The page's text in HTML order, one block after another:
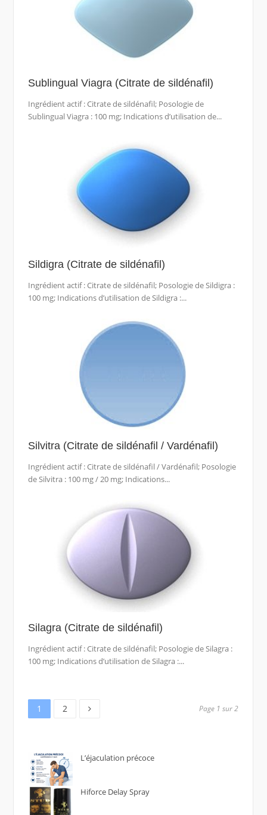
Sublingual Viagra (Citrate de sildénafil)
Ingrédient actif : Citrate de sildénafil; Posologie de
Sublingual Viagra : 100 mg; Indications d’utilisation de...
Sildigra (Citrate de sildénafil)
Ingrédient actif : Citrate de sildénafil; Posologie de Sildigra :
100 mg; Indications d’utilisation de Sildigra :...
Silvitra (Citrate de sildénafil / Vardénafil)
Ingrédient actif : Citrate de sildénafil / Vardénafil; Posologie
de Silvitra : 100 mg / 20 mg; Indications...
Silagra (Citrate de sildénafil)
Ingrédient actif : Citrate de sildénafil; Posologie de Silagra :
100 mg; Indications d’utilisation de Silagra :...
Pagination
publications
Page
1 Page
2 Page 1 sur 2
L’éjaculation précoce
Hiforce Delay Spray